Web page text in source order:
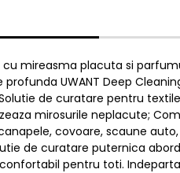
mireasma placuta si
UWANT Deep
de curatare pentru
mirosurile neplacute;
covoare, scaune
de curatare puternica
pentru toti.